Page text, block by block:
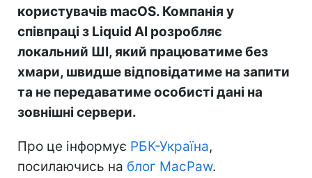
користувачів macOS. Компанія у
співпраці з Liquid AI розробляє
локальний ШІ, який працюватиме без
хмари, швидше відповідатиме на запити
та не передаватиме особисті дані на
зовнішні сервери.
Про це інформує РБК-Україна,
посилаючись на блог MacPaw.